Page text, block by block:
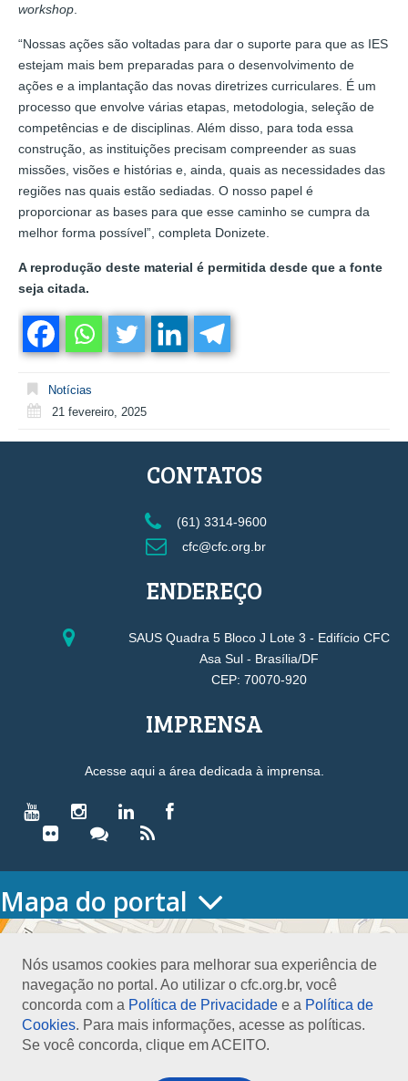
workshop
“Nossas ações são voltadas para dar o suporte para que as IES
estejam mais bem preparadas para o desenvolvimento de
ações e a implantação das novas diretrizes curriculares. É um
processo que envolve várias etapas, metodologia, seleção de
competências e de disciplinas. Além disso, para toda essa
construção, as instituições precisam compreender as suas
missões, visões e histórias e, ainda, quais as necessidades das
regiões nas quais estão sediadas. O nosso papel é
proporcionar as bases para que esse caminho se cumpra da
melhor forma possível”, completa Donizete.
A reprodução deste material é permitida desde que a fonte
seja citada.
Notícias
21 fevereiro, 2025
Nós usamos cookies para melhorar sua experiência de
navegação no portal. Ao utilizar o cfc.org.br, você
concorda com a Política de Privacidade e a Política de
Cookies. Para mais informações, acesse as políticas.
Se você concorda, clique em ACEITO.
CONTATOS
(61) 3314-9600
cfc@cfc.org.br
ENDEREÇO
SAUS Quadra 5 Bloco J Lote 3 - Edifício CFC
Asa Sul - Brasília/DF
CEP: 70070-920
IMPRENSA
Acesse aqui a área dedicada à imprensa.
Mapa do portal
HOME
Conselho Diretor
Nossa Sede
Planejamento
Organograma
Medalha João Lyra